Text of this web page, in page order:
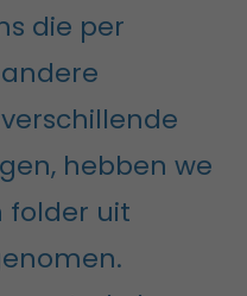
die per
hebben we
folder uit